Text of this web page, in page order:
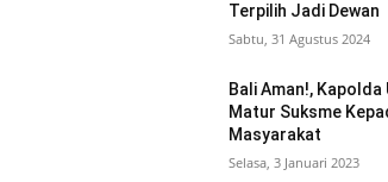
Terpilih Jadi Dewan
Sabtu, 31 Agustus 2024
Bali Aman!, Kapolda
Matur Suksme
Masyarakat
Selasa, 3 Januari 2023